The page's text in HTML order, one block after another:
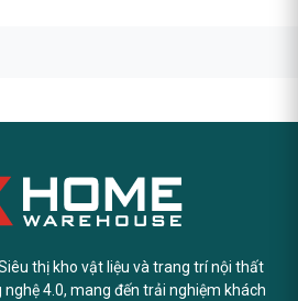
thị kho vật liệu và trang trí nội thất
4.0, mang đến trải nghiệm khách